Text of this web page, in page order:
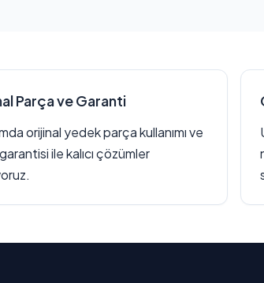
Parça ve Garanti
orijinal yedek parça kullanımı ve
ile kalıcı çözümler